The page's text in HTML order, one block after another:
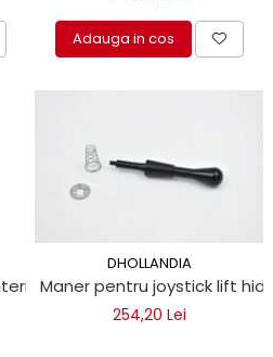
Adauga in cos
pentru lifturi hidraulice
DHOLLANDIA
Maner pentru joystick lift
254,20 Lei